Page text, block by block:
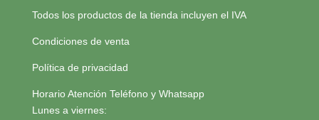
Todos los productos de la tienda incluyen el IVA
Condiciones de venta
Política de privacidad
Horario Atención Teléfono y Whatsapp
Lunes a viernes: